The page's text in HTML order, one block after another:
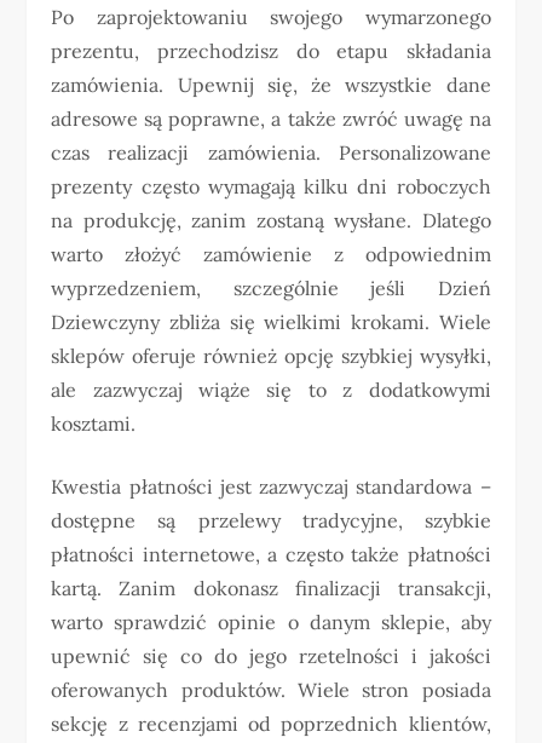
Po zaprojektowaniu swojego wymarzonego
prezentu, przechodzisz do etapu składania
zamówienia. Upewnij się, że wszystkie dane
adresowe są poprawne, a także zwróć uwagę na
czas realizacji zamówienia. Personalizowane
prezenty często wymagają kilku dni roboczych
na produkcję, zanim zostaną wysłane. Dlatego
warto złożyć zamówienie z odpowiednim
wyprzedzeniem, szczególnie jeśli Dzień
Dziewczyny zbliża się wielkimi krokami. Wiele
sklepów oferuje również opcję szybkiej wysyłki,
ale zazwyczaj wiąże się to z dodatkowymi
kosztami.
Kwestia płatności jest zazwyczaj standardowa –
dostępne są przelewy tradycyjne, szybkie
płatności internetowe, a często także płatności
kartą. Zanim dokonasz finalizacji transakcji,
warto sprawdzić opinie o danym sklepie, aby
upewnić się co do jego rzetelności i jakości
oferowanych produktów. Wiele stron posiada
sekcję z recenzjami od poprzednich klientów,